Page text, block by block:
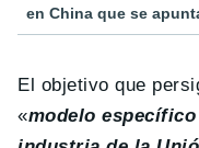
en China que se
El objetivo que
«modelo